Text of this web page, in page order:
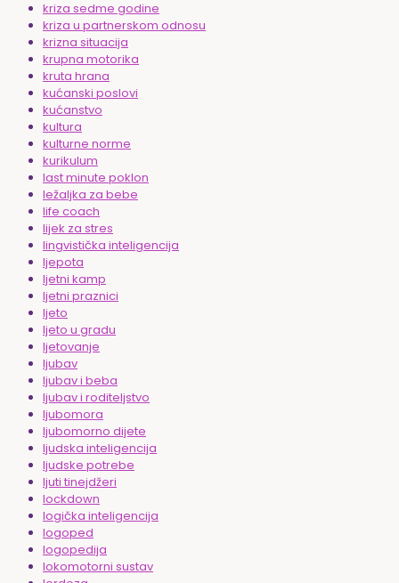
kriza sedme godine
kriza u partnerskom odnosu
krizna situacija
krupna motorika
kruta hrana
kućanski poslovi
kućanstvo
kultura
kulturne norme
kurikulum
last minute poklon
ležaljka za bebe
life coach
lijek za stres
lingvistička inteligencija
ljepota
ljetni kamp
ljetni praznici
ljeto
ljeto u gradu
ljetovanje
ljubav
ljubav i beba
ljubav i roditeljstvo
ljubomora
ljubomorno dijete
ljudska inteligencija
ljudske potrebe
ljuti tinejdžeri
lockdown
logička inteligencija
logoped
logopedija
lokomotorni sustav